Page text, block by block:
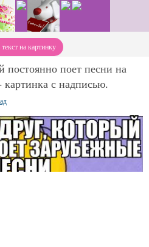
на картинку
постоянно поет песни на
с надписью.